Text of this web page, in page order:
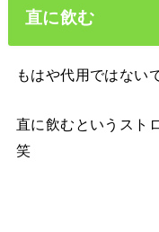
直に飲む
もはや代用ではない
直に飲むというスト
笑